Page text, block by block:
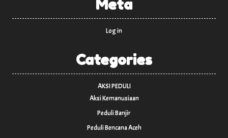
Meta
Log in
Categories
AKSI PEDULI
Aksi Kemanusiaan
Peduli Banjir
Peduli Bencana Aceh